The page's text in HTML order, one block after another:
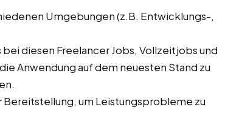
Umgebungen (z.B. Entwicklungs-,
diesen Freelancer Jobs, Vollzeitjobs und
Anwendung auf dem neuesten Stand zu
um Leistungsprobleme zu